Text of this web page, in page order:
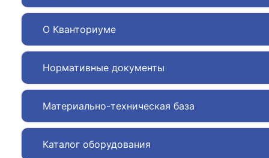
О Кванториуме
Нормативные документы
Материально-техническая база
Каталог оборудования